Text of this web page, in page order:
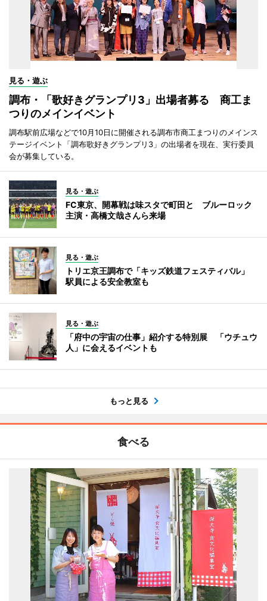
見る・遊ぶ
調布・「歌好きグランプリ3」出場者募る 商工ま
つりのメインイベント
調布駅前広場などで10月10日に開催される調布市商工まつりのメインス
テージイベント「調布歌好きグランプリ3」の出場者を現在、実行委員
会が募集している。
見る・遊ぶ
FC東京、開幕戦は味スタで町田と ブルーロック
主演・高橋文哉さんら来場
見る・遊ぶ
トリエ京王調布で「キッズ鉄道フェスティバル」
駅員による安全教室も
見る・遊ぶ
「府中の宇宙の仕事」紹介する特別展 「ウチュウ
人」に会えるイベントも
もっと見る
食べる